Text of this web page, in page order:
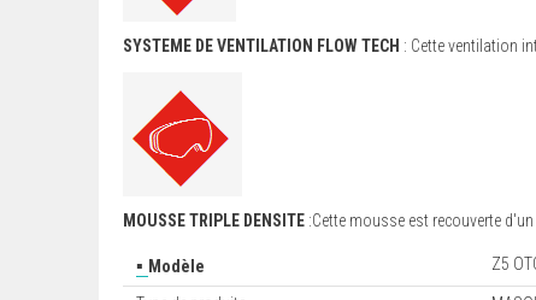
SYSTEME DE VENTILATION FLOW TECH : Cette ventilation
MOUSSE TRIPLE DENSITE :Cette mousse est recouverte
▪ Modèle Z5